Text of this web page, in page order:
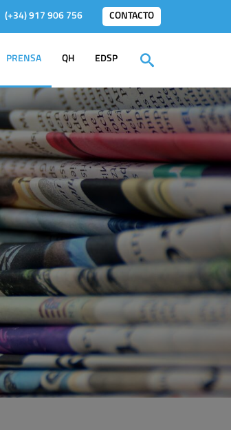
(+34) 917 906 756 CONTACTO
PRENSA QH EDSP